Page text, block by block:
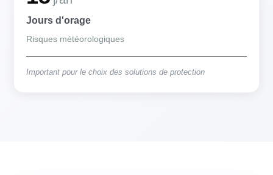
Jours d'orage
Risques météorologiques
Important pour le choix des solutions de protection